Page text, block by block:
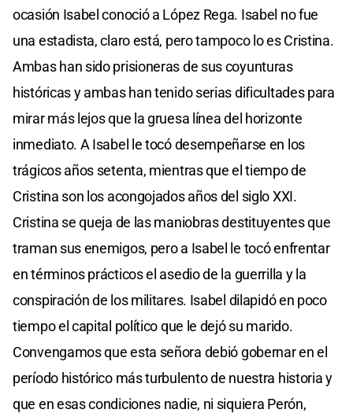
ocasión Isabel conoció a López Rega. Isabel no fue
una estadista, claro está, pero tampoco lo es Cristina.
Ambas han sido prisioneras de sus coyunturas
históricas y ambas han tenido serias dificultades para
mirar más lejos que la gruesa línea del horizonte
inmediato. A Isabel le tocó desempeñarse en los
trágicos años setenta, mientras que el tiempo de
Cristina son los acongojados años del siglo XXI.
Cristina se queja de las maniobras destituyentes que
traman sus enemigos, pero a Isabel le tocó enfrentar
en términos prácticos el asedio de la guerrilla y la
conspiración de los militares. Isabel dilapidó en poco
tiempo el capital político que le dejó su marido.
Convengamos que esta señora debió gobernar en el
período histórico más turbulento de nuestra historia y
que en esas condiciones nadie, ni siquiera Perón,